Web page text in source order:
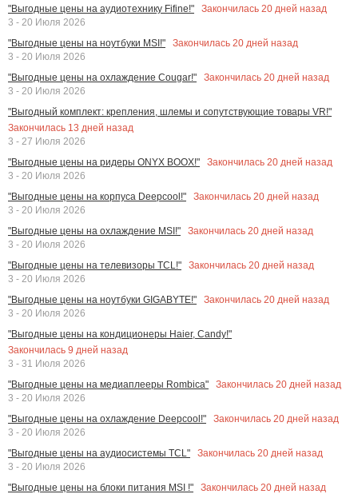
"Выгодные цены на аудиотехнику Fifine!"
Закончилась 20 дней назад
3 - 20 Июля 2026
"Выгодные цены на ноутбуки MSI!"
Закончилась 20 дней назад
3 - 20 Июля 2026
"Выгодные цены на охлаждение Cougar!"
Закончилась 20 дней назад
3 - 20 Июля 2026
"Выгодный комплект: крепления, шлемы и сопутствующие товары VR!"
Закончилась 13 дней назад
3 - 27 Июля 2026
"Выгодные цены на ридеры ONYX BOOX!"
Закончилась 20 дней назад
3 - 20 Июля 2026
"Выгодные цены на корпуса Deepcool!"
Закончилась 20 дней назад
3 - 20 Июля 2026
"Выгодные цены на охлаждение MSI!"
Закончилась 20 дней назад
3 - 20 Июля 2026
"Выгодные цены на телевизоры TCL!"
Закончилась 20 дней назад
3 - 20 Июля 2026
"Выгодные цены на ноутбуки GIGABYTE!"
Закончилась 20 дней назад
3 - 20 Июля 2026
"Выгодные цены на кондиционеры Haier, Candy!"
Закончилась 9 дней назад
3 - 31 Июля 2026
"Выгодные цены на медиаплееры Rombica"
Закончилась 20 дней назад
3 - 20 Июля 2026
"Выгодные цены на охлаждение Deepcool!"
Закончилась 20 дней назад
3 - 20 Июля 2026
"Выгодные цены на аудиосистемы TCL"
Закончилась 20 дней назад
3 - 20 Июля 2026
"Выгодные цены на блоки питания MSI !"
Закончилась 20 дней назад